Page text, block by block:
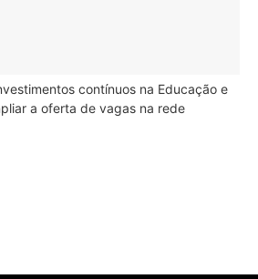
contínuos na Educação e
a oferta de vagas na rede